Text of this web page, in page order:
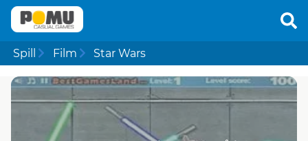
Spill Film Star Wars